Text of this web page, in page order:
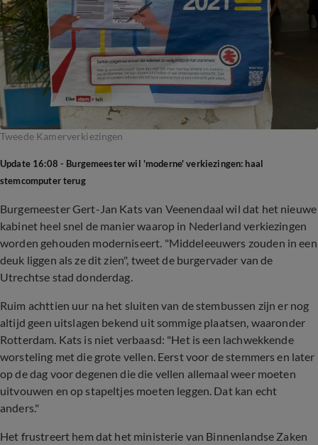
Tweede Kamerverkiezingen
Update 16:08 - Burgemeester wil 'moderne' verkiezingen: haal
stemcomputer terug
Burgemeester Gert-Jan Kats van Veenendaal wil dat het nieuwe
kabinet heel snel de manier waarop in Nederland verkiezingen
worden gehouden moderniseert. "Middeleeuwers zouden in een
deuk liggen als ze dit zien", tweet de burgervader van de
Utrechtse stad donderdag.
Ruim achttien uur na het sluiten van de stembussen zijn er nog
altijd geen uitslagen bekend uit sommige plaatsen, waaronder
Rotterdam. Kats is niet verbaasd: "Het is een lachwekkende
worsteling met die grote vellen. Eerst voor de stemmers en later
op de dag voor degenen die die vellen allemaal weer moeten
uitvouwen en op stapeltjes moeten leggen. Dat kan echt
anders."
Het frustreert hem dat het ministerie van Binnenlandse Zaken